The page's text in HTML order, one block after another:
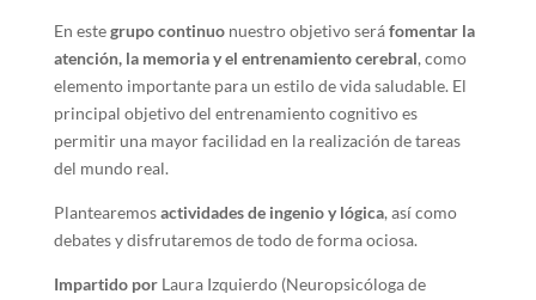
En estegrupo continuonuestro objetivo seráfomentar la
atención, la memoria y el entrenamiento cerebral, como
elemento importante para un estilo de vida saludable. El
principal objetivo del entrenamiento cognitivo es
permitir una mayor facilidad en la realización de tareas
del mundo real.
Plantearemosactividades de ingenio y lógica, así como
debates y disfrutaremos de todo de forma ociosa.
Impartido porLaura Izquierdo (Neuropsicóloga de